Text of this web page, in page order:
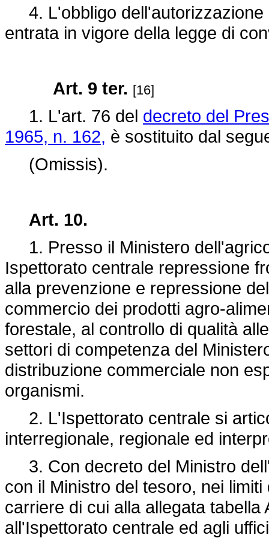
4. L'obbligo dell'autorizzazione
entrata in vigore della legge di
Art. 9 ter. [16]
1. L'art. 76 del decreto del
1965, n. 162, è sostituito dal
(Omissis).
Art. 10.
1. Presso il Ministero
Ispettorato centrale repressione
alla prevenzione e repressione
commercio dei prodotti agro-
forestale, al controllo di qualità
settori di competenza del
distribuzione commerciale non
organismi.
2. L'Ispettorato centrale si
interregionale, regionale ed
3. Con decreto del Ministro
con il Ministro del tesoro, nei
carriere di cui alla allegata
all'Ispettorato centrale ed agli